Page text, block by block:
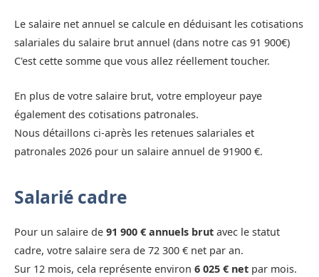
Le salaire net annuel se calcule en déduisant les cotisations
salariales du salaire brut annuel (dans notre cas 91 900€)
C'est cette somme que vous allez réellement toucher.
En plus de votre salaire brut, votre employeur paye
également des cotisations patronales.
Nous détaillons ci-après les retenues salariales et
patronales 2026 pour un salaire annuel de 91900 €.
Salarié cadre
Pour un salaire de 91 900 € annuels brut avec le statut
cadre, votre salaire sera de 72 300 € net par an.
Sur 12 mois, cela représente environ 6 025 € net par mois.